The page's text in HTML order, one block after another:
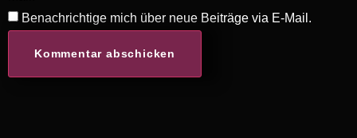
Benachrichtige mich über neue Beiträge via E-Mail.